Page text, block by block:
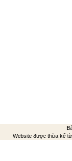
Website được thừa kế